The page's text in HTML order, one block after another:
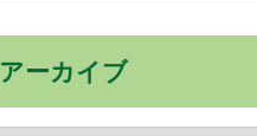
アーカイブ